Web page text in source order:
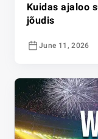
Kuidas ajaloo
jõudis
June 11, 2026